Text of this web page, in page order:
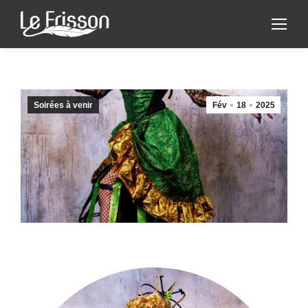
Fév 18 2025
Soirées à venir